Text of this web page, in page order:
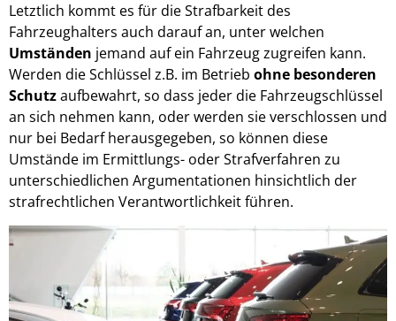
Letztlich kommt es für die Strafbarkeit des
Fahrzeughalters auch darauf an, unter welchen
Umständen jemand auf ein Fahrzeug zugreifen kann.
Werden die Schlüssel z.B. im Betrieb ohne besonderen
Schutzaufbewahrt, so dass jeder die Fahrzeugschlüssel
an sich nehmen kann, oder werden sie verschlossen und
nur bei Bedarf herausgegeben, so können diese
Umstände im Ermittlungs- oder Strafverfahren zu
unterschiedlichen Argumentationen hinsichtlich der
strafrechtlichen Verantwortlichkeit führen.